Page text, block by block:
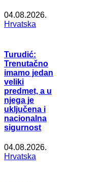
04.08.2026.
Hrvatska
Turudić:
Trenutačno
imamo jedan
veliki
predmet, a u
njega je
uključena i
nacionalna
sigurnost
04.08.2026.
Hrvatska